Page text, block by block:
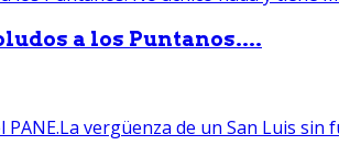
a los Puntanos....